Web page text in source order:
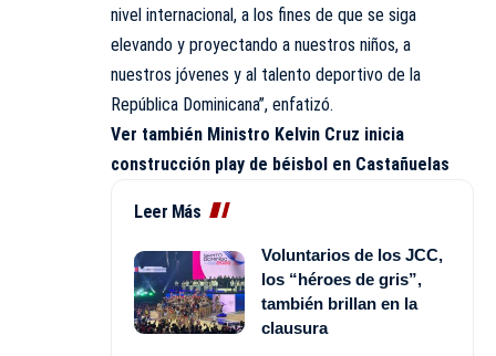
nivel internacional, a los fines de que se siga
elevando y proyectando a nuestros niños, a
nuestros jóvenes y al talento deportivo de la
República Dominicana”, enfatizó.
Ver también Ministro Kelvin Cruz inicia
construcción play de béisbol en Castañuelas
Leer Más
Voluntarios de los JCC,
los “héroes de gris”,
también brillan en la
clausura